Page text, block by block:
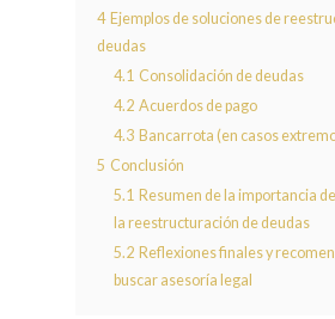
4 Ejemplos de soluciones de
deudas
4.1 Consolidación de deudas
4.2 Acuerdos de pago
4.3 Bancarrota (en casos
5 Conclusión
5.1 Resumen de la importancia
la reestructuración de deudas
5.2 Reflexiones finales y
buscar asesoría legal